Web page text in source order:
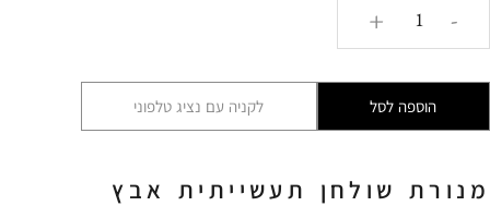
-
EZG
+
הוספה לסל לקניה עם נציג טלפוני
מנורת שולחן תעשייתית אבץ